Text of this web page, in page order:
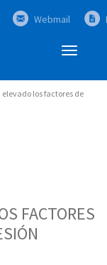
Webmail
Abrir
los factores de
FACTORES